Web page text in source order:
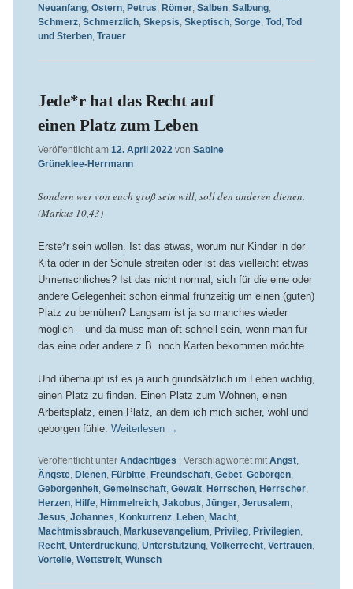
Neuanfang, Ostern, Petrus, Römer, Salben, Salbung,
Schmerz, Schmerzlich, Skepsis, Skeptisch, Sorge, Tod , Tod
und Sterben, Trauer
Jede*r hat das Recht auf
einen Platz zum Leben
Veröffentlicht am 12. April 2022 von Sabine
Grüneklee-Herrmann
Sondern wer von euch groß sein will, soll den anderen dienen.
(Markus 10,43)
Erste*r sein wollen. Ist das etwas, worum nur Kinder in der
Kita oder in der Schule streiten oder ist das vielleicht etwas
Urmenschliches? Ist das nicht normal, sich für die eine oder
andere Gelegenheit schon einmal frühzeitig um einen (guten)
Platz zu bemühen? Langsam ist ja so manches wieder
möglich – und da muss man oft schnell sein, wenn man für
das eine oder andere z.B. noch Karten bekommen möchte.
Und überhaupt ist es ja auch grundsätzlich im Leben wichtig,
einen Platz zu finden. Einen Platz zum Wohnen, einen
Arbeitsplatz, einen Platz, an dem ich mich sicher, wohl und
geborgen fühle. Weiterlesen →
Veröffentlicht unter Andächtiges Verschlagwortet mit Angst,
Ängste, Dienen, Fürbitte, Freundschaft, Gebet, Geborgen,
Geborgenheit, Gemeinschaft, Gewalt, Herrschen, Herrscher,
Herzen, Hilfe, Himmelreich, Jakobus, Jünger, Jerusalem,
Jesus, Johannes, Konkurrenz, Leben, Macht,
Machtmissbrauch, Markusevangelium, Privileg, Privilegien,
Recht, Unterdrückung, Unterstützung, Völkerrecht, Vertrauen,
Vorteile, Wettstreit, Wunsch